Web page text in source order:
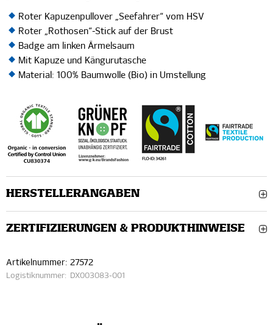
Roter Kapuzenpullover „Seefahrer“ vom HSV
Roter „Rothosen“-Stick auf der Brust
Badge am linken Ärmelsaum
Mit Kapuze und Kängurutasche
Material: 100% Baumwolle (Bio) in Umstellung
HERSTELLERANGABEN
ZERTIFIZIERUNGEN & PRODUKTHINWEISE
Artikelnummer: 27572
Logistiknummer: DX003083-001